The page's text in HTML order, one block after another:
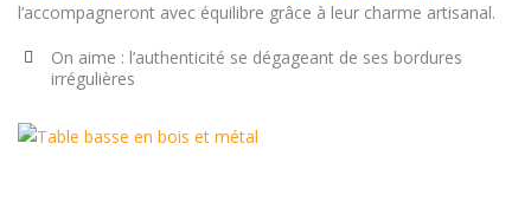
l’accompagneront avec équilibre grâce à leur charme artisanal.
On aime : l’authenticité se dégageant de ses bordures
irrégulières